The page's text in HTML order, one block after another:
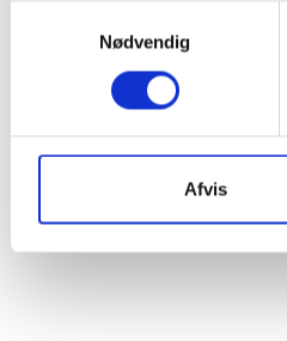
Nødvendig
Afvis